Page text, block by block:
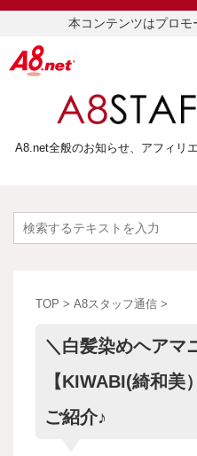
本コンテンツはプロモ
A8.net全般のお知らせ、アフィリ
TOP > A8スタッフ通信 >
＼白髪染めヘアマ
【KIWABI(綺和美
ご紹介♪